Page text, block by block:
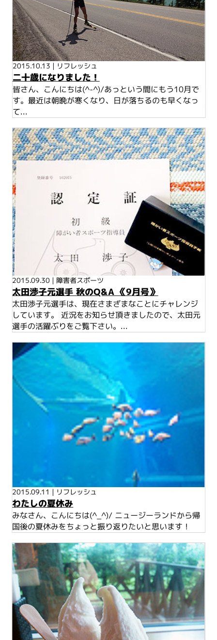
2015.10.13 | リフレッシュ
二十歳になりました！
皆さん、こんにちは(^-^)/あっという間にもう10月で
す。最近は朝晩が寒くなり、日が落ちるのも早くなっ
て...
2015.09.30 | 障害者スポーツ
太田渉子元選手 秋のQ&A 《9月号》
太田渉子元選手は、現在さまざまなことにチャレンジ
しています。 近況をお知らせ頂きましたので、太田元
選手の活躍ぶりをご覧下さい。...
2015.09.11 | リフレッシュ
わたしの夏休み
みなさん、こんにちは(^_^)/ ニュージーランドから帰
国後の夏休みをちょっと振り返りたいと思います！